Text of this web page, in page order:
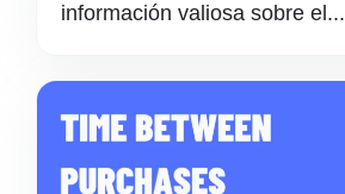
información valiosa sobre el...